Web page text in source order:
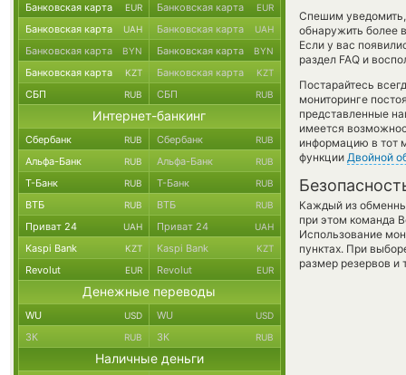
Спешим
обнаружить более
Если у вас
раздел FAQ и
Постарайтесь
мониторинге
представленные
имеется
информацию в тот
функции Двойной
Каждый из
при этом команда
Использование
пунктах. При
размер резервов и
Банковская карта EUR Банковская карта EUR
Банковская карта UAH Банковская карта UAH
Банковская карта BYN Банковская карта BYN
Банковская карта KZT Банковская карта KZT
СБП RUB СБП RUB
Интернет-банкинг
Сбербанк RUB Сбербанк RUB
Альфа-Банк RUB Альфа-Банк RUB
Т-Банк RUB Т-Банк RUB
ВТБ RUB ВТБ RUB
Приват 24 UAH Приват 24 UAH
Kaspi Bank KZT Kaspi Bank KZT
Revolut EUR Revolut EUR
Денежные переводы
WU USD WU USD
ЗК RUB ЗК RUB
Наличные деньги